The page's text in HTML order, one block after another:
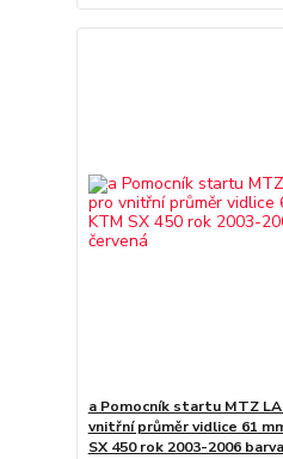
a Pomocník startu MTZ
vnitřní průměr vidlice 61
SX 450 rok 2003-2006